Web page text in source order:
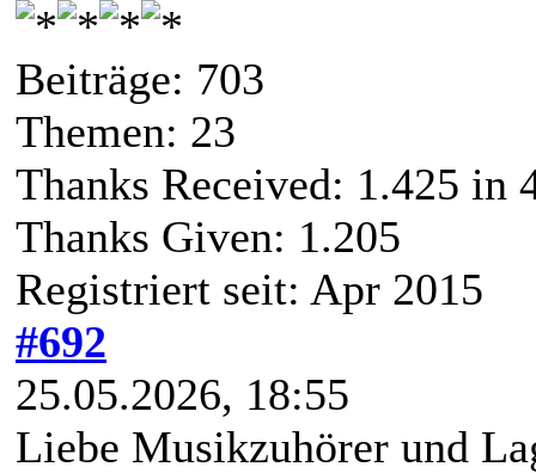
Beiträge: 703
Themen: 23
Thanks Received: 1.425 in
Thanks Given: 1.205
Registriert seit: Apr 2015
#692
25.05.2026, 18:55
Liebe Musikzuhörer und